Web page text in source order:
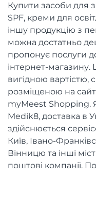
Купити засоби для
SPF, креми для
іншу продукцію з
можна достатньо
пропонує послуги
інтернет-
вигідною вартістю,
розміщеною на
myMeest Shopping.
Medik8, доставка в
здійснюється
Київ, Івано-
Вінницю та інші
поштові компанії.